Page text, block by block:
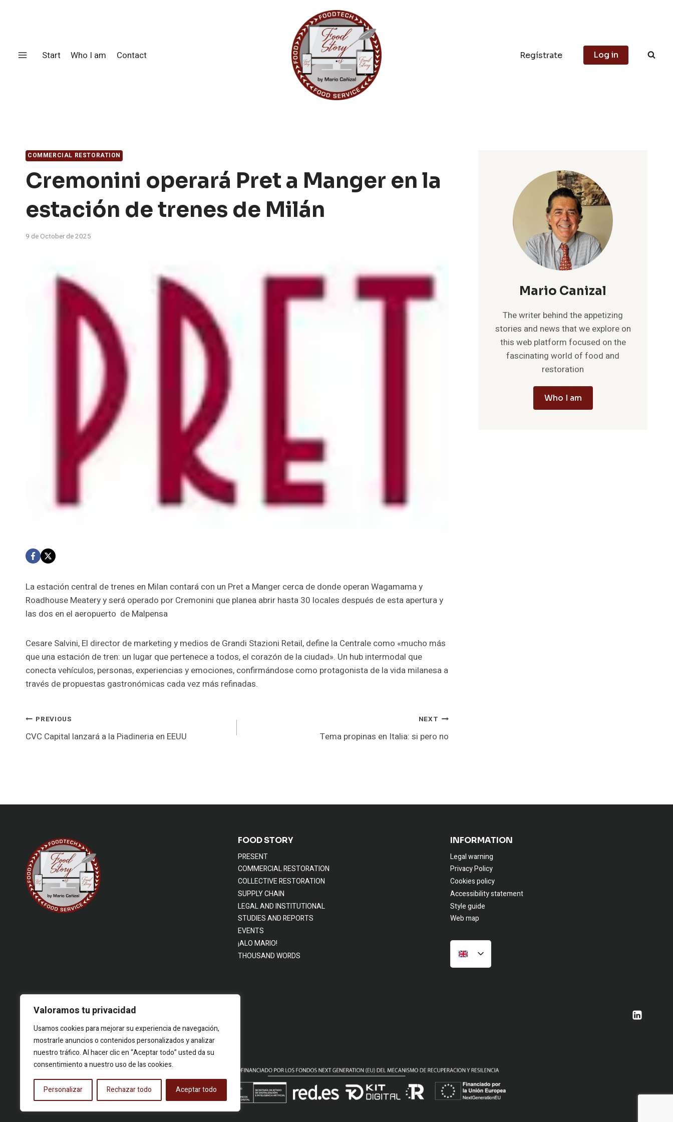
Valoramos tu privacidad
Usamos cookies para mejorar su experiencia de navegación,
mostrarle anuncios o contenidos personalizados y analizar
nuestro tráfico. Al hacer clic en “Aceptar todo” usted da su
consentimiento a nuestro uso de las cookies.
Personalizar Rechazar todo Aceptar todo
Start
Who I am Contact Regístrate Log in
COMMERCIAL RESTORATION
Cremonini operará Pret a Manger en la
estación de trenes de Milán
9 de October de 2025
La estación central de trenes en Milan contará con un Pret a Manger cerca de donde operan Wagamama y
Roadhouse Meatery y será operado por Cremonini que planea abrir hasta 30 locales después de esta apertura y
las dos en el aeropuerto de Malpensa
Cesare Salvini, El director de marketing y medios de Grandi Stazioni Retail, define la Centrale como «mucho más
que una estación de tren: un lugar que pertenece a todos, el corazón de la ciudad». Un hub intermodal que
conecta vehículos, personas, experiencias y emociones, confirmándose como protagonista de la vida milanesa a
través de propuestas gastronómicas cada vez más refinadas.
Post
navigation
PREVIOUS
CVC Capital lanzará a la Piadineria en EEUU
NEXT
Tema propinas en Italia: si pero no
Mario Canizal
The writer behind the appetizing
stories and news that we explore on
this web platform focused on the
fascinating world of food and
restoration
Who I am
FOOD STORY
PRESENT
COMMERCIAL RESTORATION
COLLECTIVE RESTORATION
SUPPLY CHAIN
LEGAL AND INSTITUTIONAL
STUDIES AND REPORTS
EVENTS
¡ALO MARIO!
THOUSAND WORDS
INFORMATION
Legal warning
Privacy Policy
Cookies policy
Accessibility statement
Style guide
Web map
editorial independiente. Las firmas corresponden a identidades
hechos reales y fuentes públicas.